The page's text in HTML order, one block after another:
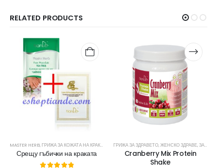
RELATED PRODUCTS
MASTER HERB,ГРИЖА ЗА КОЖАТА НА КРАКАТА ЗА ТЯЛОТО,ЗДРАВЕ
Срещу гъбички на краката
ГРИЖА ЗА ЗДРАВЕТО,ЖЕНСКО ЗДРАВЕ,ЗА ТЯЛОТО
Cranberry Mix Protein
Shake